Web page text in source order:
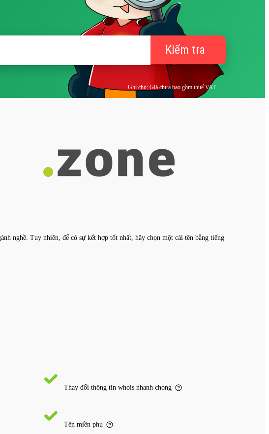
Kiểm tra
Ghi chú: Giá chưa bao gồm thuế VAT
nghề. Tuy nhiên, để có sự kết hợp tốt nhất, hãy chọn một cái tên bằng tiếng
Thay đổi thông tin whois nhanh chóng
Tên miền phụ